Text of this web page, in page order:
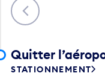
Précédent
Quitter
STATIONNEMENT